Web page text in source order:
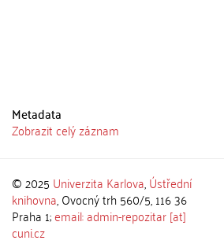
Metadata
Zobrazit celý záznam
© 2025 Univerzita Karlova,Ústřední
knihovna, Ovocný trh 560/5, 116 36
Praha 1;email: admin-repozitar [at]
cuni.cz